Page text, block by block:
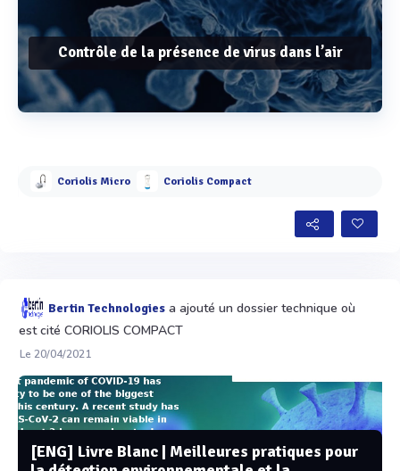
Contrôle de la présence de virus dans l’air
Voir plus
Coriolis Micro Coriolis Compact
Bertin Technologies a ajouté un dossier technique où
est cité CORIOLIS COMPACT
Le 20/04/2021
[ENG] Livre Blanc | Meilleures pratiques pour